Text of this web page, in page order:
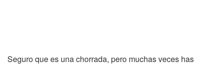
Seguro que es una chorrada, pero muchas veces has